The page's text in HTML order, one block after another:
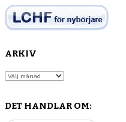
ARKIV
Arkiv
DET HANDLAR OM: